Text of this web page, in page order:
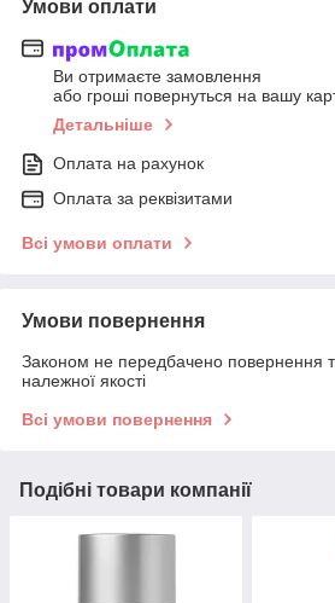
Умови оплати
Ви отримаєте замовлення
або гроші повернуться на вашу
Детальніше
Оплата на рахунок
Оплата за реквізитами
Всі умови оплати
Умови повернення
Законом не передбачено повернення
належної якості
Всі умови повернення
Подібні товари компанії